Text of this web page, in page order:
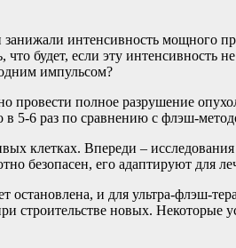
интенсивность мощного
будет, если эту интенсивность
импульсом?
провести полное разрушение
в 5-6 раз по сравнению с флэш-
клетках. Впереди –
безопасен, его адаптируют для
остановлена, и для ультра-флэш-
строительстве новых. Некоторые